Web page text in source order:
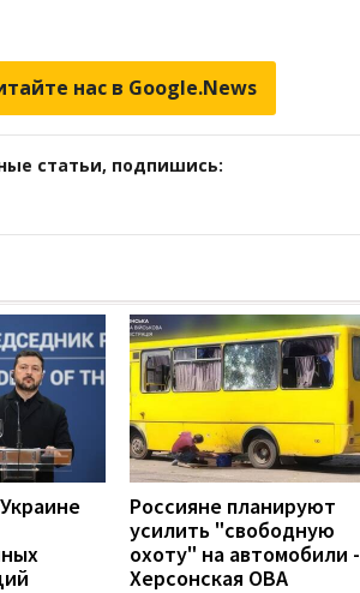
нас в Google.News
статьи, подпишись:
Россияне планируют
усилить "свободную
охоту" на автомобили -
Херсонская ОВА